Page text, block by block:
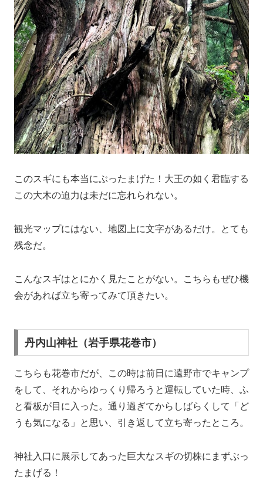
このスギにも本当にぶったまげた！大王の如く君臨する
この大木の迫力は未だに忘れられない。
観光マップにはない、地図上に文字があるだけ。とても
残念だ。
こんなスギはとにかく見たことがない。こちらもぜひ機
会があれば立ち寄ってみて頂きたい。
丹内山神社（岩手県花巻市）
こちらも花巻市だが、この時は前日に遠野市でキャンプ
をして、それからゆっくり帰ろうと運転していた時、ふ
と看板が目に入った。通り過ぎてからしばらくして「ど
うも気になる」と思い、引き返して立ち寄ったところ。
神社入口に展示してあった巨大なスギの切株にまずぶっ
たまげる！